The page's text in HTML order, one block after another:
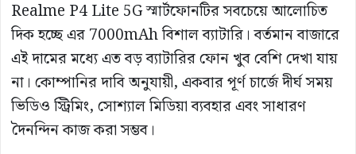
Realme P4 Lite 5G স্মার্টফোনটির সবচেয়ে আলোচিত
দিক হচ্ছে এর 7000mAh বিশাল ব্যাটারি। বর্তমান বাজারে
এই দামের মধ্যে এত বড় ব্যাটারির ফোন খুব বেশি দেখা যায়
না। কোম্পানির দাবি অনুযায়ী, একবার পূর্ণ চার্জে দীর্ঘ সময়
ভিডিও স্ট্রিমিং, সোশ্যাল মিডিয়া ব্যবহার এবং সাধারণ
দৈনন্দিন কাজ করা সম্ভব।